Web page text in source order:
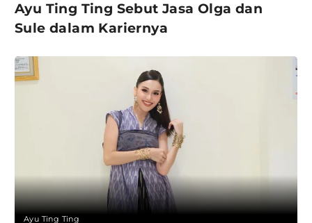
Ayu Ting Ting Sebut Jasa Olga dan
Sule dalam Kariernya
Ayu Ting Ting